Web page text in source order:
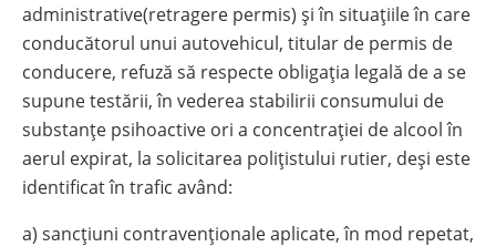
administrative(retragere permis) și în situațiile în care
conducătorul unui autovehicul, titular de permis de
conducere, refuză să respecte obligația legală de a se
supune testării, în vederea stabilirii consumului de
substanţe psihoactive ori a concentraţiei de alcool în
aerul expirat, la solicitarea poliţistului rutier, deși este
identificat în trafic având:
a) sancțiuni contravenționale aplicate, în mod repetat,